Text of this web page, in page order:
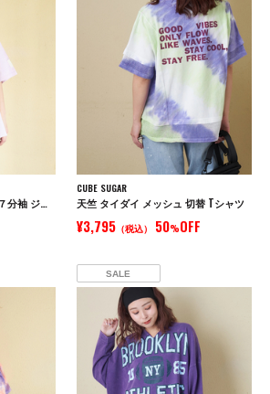
接触冷感・UVカット 天竺 ７分袖 ジップ カーディガン
CUBE SUGAR
天竺 タイダイ メッシュ 切替 Tシャツ
¥3,795（税込） 50%OFF
SALE